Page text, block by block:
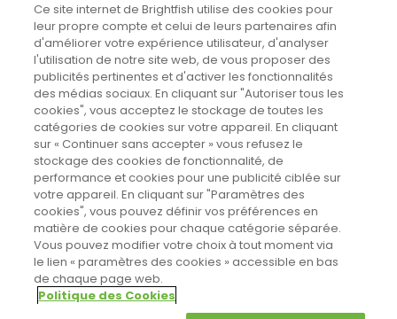
TOUTES LES NEWS
CINEVOX SUR FACEBOOK
Designed byPoids Plume
© Copyright 2011-2026, All Rights Reserved -Politique de cookies
Sahifa ThemeLicense is not validated, Go to the theme options
Ce site internet de Brightfish utilise des cookies pour
leur propre compte et celui de leurs partenaires afin
d'améliorer votre expérience utilisateur, d'analyser
l'utilisation de notre site web, de vous proposer des
publicités pertinentes et d'activer les fonctionnalités
des médias sociaux. En cliquant sur "Autoriser tous les
cookies", vous acceptez le stockage de toutes les
catégories de cookies sur votre appareil. En cliquant
sur « Continuer sans accepter » vous refusez le
stockage des cookies de fonctionnalité, de
performance et cookies pour une publicité ciblée sur
votre appareil. En cliquant sur "Paramètres des
cookies", vous pouvez définir vos préférences en
matière de cookies pour chaque catégorie séparée.
Vous pouvez modifier votre choix à tout moment via
le lien « paramètres des cookies » accessible en bas
de chaque page web.
Politique des Cookies